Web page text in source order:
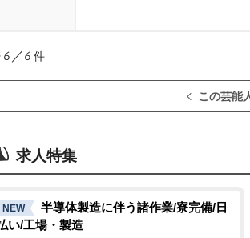
6／6 件
この芸能
求人特集
NEW
半導体製造に伴う諸作業/寮完備/日
い/工場・製造